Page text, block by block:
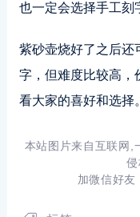
也一定会选择手工刻
紫砂壶烧好了之后还
字，但难度比较高，
看大家的喜好和选择。
本站图片来自互联网,
侵
加微信好友